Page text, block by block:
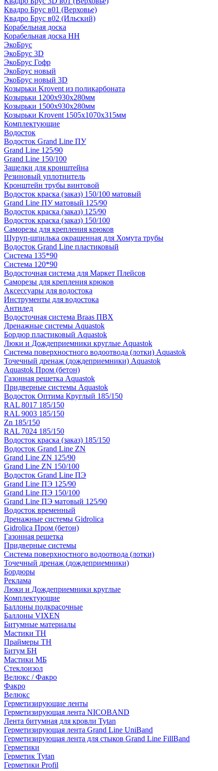
Квадро Брус в01 (Верховье)
Квадро Брус в02 (Ильский)
Корабельная доска
Корабельная доска НН
ЭкоБрус
ЭкоБрус 3D
ЭкоБрус Гофр
ЭкоБрус новый
ЭкоБрус новый 3D
Козырьки Krovent из поликарбоната
Козырьки 1200х930х280мм
Козырьки 1500х930х280мм
Козырьки Krovent 1505х1070х315мм
Комплектующие
Водосток
Водосток Grand Line ПУ
Grand Line 125/90
Grand Line 150/100
Защелки для кронштейна
Резиновый уплотнитель
Кронштейн трубы винтовой
Водосток краска (заказ) 150/100 матовый
Grand Line ПУ матовый 125/90
Водосток краска (заказ) 125/90
Водосток краска (заказ) 150/100
Саморезы для крепления крюков
Шуруп-шпилька окрашенная для Хомута трубы
Водосток Grand Line пластиковый
Система 135*90
Система 120*90
Водосточная система для Маркет Плейсов
Саморезы для крепления крюков
Аксессуары для водостока
Инструменты для водостока
Антилед
Водосточная система Braas ПВХ
Дренажные системы Aquastok
Бордюр пластиковый Aquastok
Люки и Дождеприемники круглые Aquastok
Система поверхностного водоотвода (лотки) Aquastok
Точечный дренаж (дождеприемники) Aquastok
Aquastok Пром (бетон)
Газонная решетка Aquastok
Придверные системы Aquastok
Водосток Оптима Круглый 185/150
RAL 8017 185/150
RAL 9003 185/150
Zn 185/150
RAL 7024 185/150
Водосток краска (заказ) 185/150
Водосток Grand Line ZN
Grand Line ZN 125/90
Grand Line ZN 150/100
Водосток Grand Line ПЭ
Grand Line ПЭ 125/90
Grand Line ПЭ 150/100
Grand Line ПЭ матовый 125/90
Водосток временный
Дренажные системы Gidrolica
Gidrolica Пром (бетон)
Газонная решетка
Придверные системы
Система поверхностного водоотвода (лотки)
Точечный дренаж (дождеприемники)
Бордюры
Рекламa
Люки и Дождеприемники круглые
Комплектующие
Баллоны подкрасочные
Баллоны VIXEN
Битумные материалы
Мастики ТН
Праймеры ТН
Битум БН
Мастики МБ
Стеклоизол
Велюкс / Факро
Факро
Велюкс
Герметизирующие ленты
Герметизирующая лента NICOBAND
Лента битумная для кровли Tytan
Герметизирующая лента Grand Line UniBand
Герметизирующая лента для стыков Grand Line FillBand
Герметики
Герметик Tytan
Герметики Profil